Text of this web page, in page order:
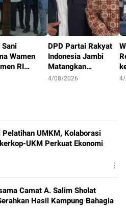
Wamen
RI
Aplikasi
DPD Partai Rakyat
Indonesia Jambi
Matangkan
Persiapan
4/08/2026
UMKM, Kolaborasi
UKM Perkuat Ekonomi
Camat A. Salim Sholat
Hasil Kampung Bahagia